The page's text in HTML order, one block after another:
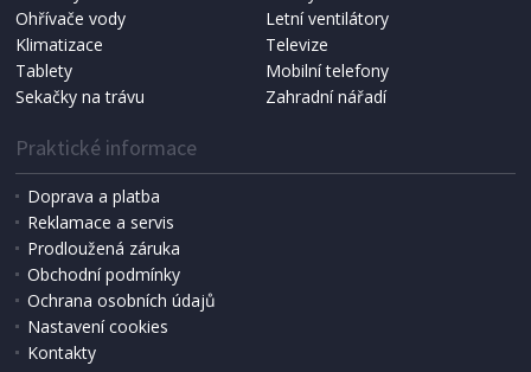
443 Kč
Ohřívače vody
Letní ventilátory
Klimatizace
Televize
Tablety
Mobilní telefony
Sekačky na trávu
Zahradní nářadí
Praktické informace
Doprava a platba
Reklamace a servis
Prodloužená záruka
Obchodní podmínky
Ochrana osobních údajů
Nastavení cookies
Kontakty